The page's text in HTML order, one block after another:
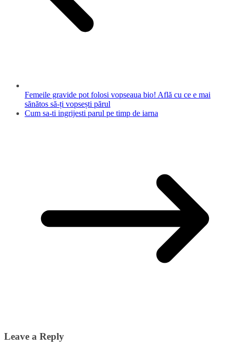
Femeile gravide pot folosi vopseaua bio! Află cu ce e mai
sănătos să-ți vopsești părul
Cum sa-ti ingrijesti parul pe timp de iarna
Leave a Reply